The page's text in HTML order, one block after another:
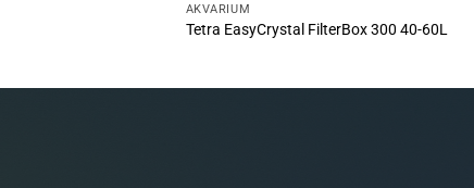
AKVÁRIUM
Tetra EasyCrystal FilterBox 300 40-60L